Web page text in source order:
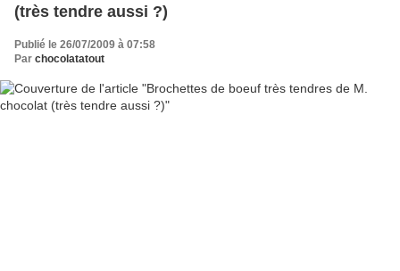
(très tendre aussi ?)
Publié le 26/07/2009 à 07:58
Par chocolatatout